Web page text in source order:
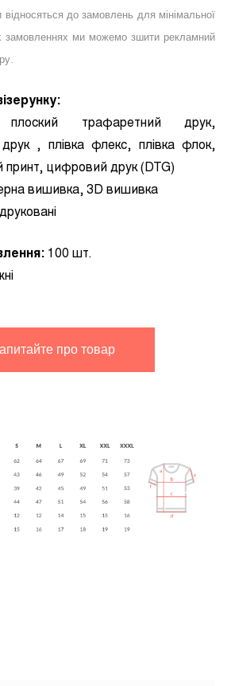
відносяться до замовлень для мінімальної
замовленнях ми можемо зшити рекламний
трафаретний друк,
, плівка флекс, плівка флок,
принт, цифровий друк (DTG)
вишивка, 3D вишивка
100 шт.
про товар